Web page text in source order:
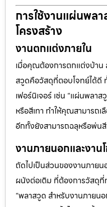
การใช้งานแผ่นพล
โครงสร้าง
งานตกแต่งภายใน
เมื่อคุณต้องการตกแต่งบ้าน
สวูดคือวัสดุที่ตอบโจทย์ได้ดี
เฟอร์นิเจอร์ เช่น “แผ่นพลา
หรือสีเทา ทำให้คุณสามารถ
อีกทั้งยังสามารถฉลุหรือพ่น
งานภายนอกและงา
ถัดไปเป็นส่วนของงานภายน
ผนังต่อเติม ที่ต้องการวัสดุ
“พลาสวูด สำหรับงานภายน